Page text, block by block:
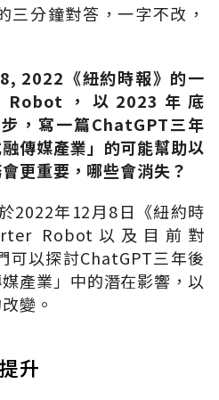
三分鐘對答，一字不改，
2022 《紐約時報》的一
，以 2023 年底
，寫一篇ChatGPT三年
傳媒產業」的可能幫助以
更重要，哪些會消失？
2022年12月8日《紐約時
Robot 以及目前對
可以探討ChatGPT三年後
產業」中的潛在影響，以
變。
升